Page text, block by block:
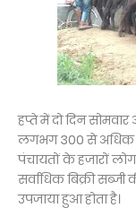
हप्ते में दो दिन
लगभग 300 से अधिक
पंचायतों के हजारों
सर्वाधिक बिक्री सब्जी
उपजाया हुआ होता है।